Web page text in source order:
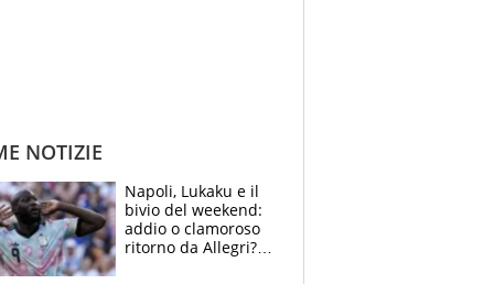
NOTIZIE
Napoli, Lukaku e il
bivio del weekend:
addio o clamoroso
ritorno da Allegri?